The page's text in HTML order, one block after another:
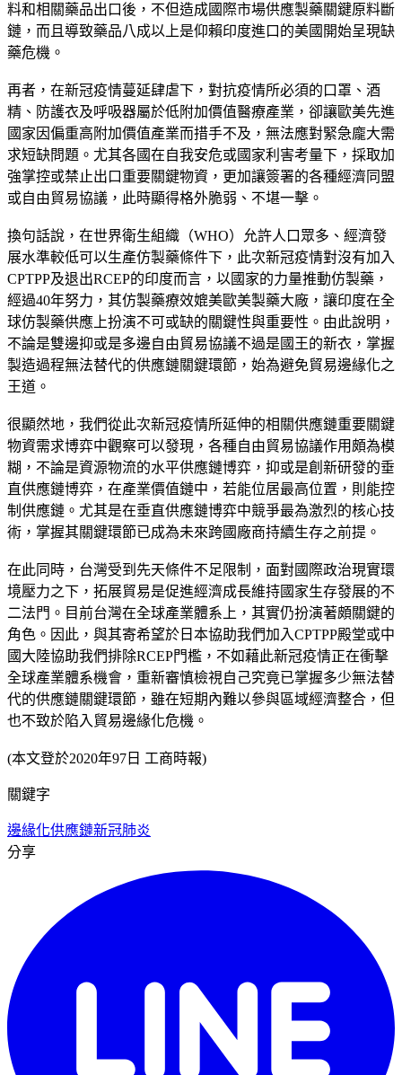
料和相關藥品出口後，不但造成國際市場供應製藥關鍵原料斷
鏈，而且導致藥品八成以上是仰賴印度進口的美國開始呈現缺
藥危機。
再者，在新冠疫情蔓延肆虐下，對抗疫情所必須的口罩、酒
精、防護衣及呼吸器屬於低附加價值醫療產業，卻讓歐美先進
國家因偏重高附加價值產業而措手不及，無法應對緊急龐大需
求短缺問題。尤其各國在自我安危或國家利害考量下，採取加
強掌控或禁止出口重要關鍵物資，更加讓簽署的各種經濟同盟
或自由貿易協議，此時顯得格外脆弱、不堪一擊。
換句話說，在世界衛生組織（WHO）允許人口眾多、經濟發
展水準較低可以生產仿製藥條件下，此次新冠疫情對沒有加入
CPTPP及退出RCEP的印度而言，以國家的力量推動仿製藥，
經過40年努力，其仿製藥療效媲美歐美製藥大廠，讓印度在全
球仿製藥供應上扮演不可或缺的關鍵性與重要性。由此說明，
不論是雙邊抑或是多邊自由貿易協議不過是國王的新衣，掌握
製造過程無法替代的供應鏈關鍵環節，始為避免貿易邊緣化之
王道。
很顯然地，我們從此次新冠疫情所延伸的相關供應鏈重要關鍵
物資需求博弈中觀察可以發現，各種自由貿易協議作用頗為模
糊，不論是資源物流的水平供應鏈博弈，抑或是創新研發的垂
直供應鏈博弈，在產業價值鏈中，若能位居最高位置，則能控
制供應鏈。尤其是在垂直供應鏈博弈中競爭最為激烈的核心技
術，掌握其關鍵環節已成為未來跨國廠商持續生存之前提。
在此同時，台灣受到先天條件不足限制，面對國際政治現實環
境壓力之下，拓展貿易是促進經濟成長維持國家生存發展的不
二法門。目前台灣在全球產業體系上，其實仍扮演著頗關鍵的
角色。因此，與其寄希望於日本協助我們加入CPTPP殿堂或中
國大陸協助我們排除RCEP門檻，不如藉此新冠疫情正在衝擊
全球產業體系機會，重新審慎檢視自己究竟已掌握多少無法替
代的供應鏈關鍵環節，雖在短期內難以參與區域經濟整合，但
也不致於陷入貿易邊緣化危機。
(本文登於2020年97日 工商時報)
關鍵字
邊緣化供應鏈新冠肺炎
分享